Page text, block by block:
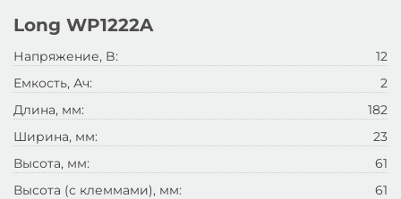
Long WP1222A
Напряжение, B:
12
Емкость, Ач:
2
Длина, мм:
182
Ширина, мм:
23
Высота, мм:
61
Высота (с клеммами), мм:
61